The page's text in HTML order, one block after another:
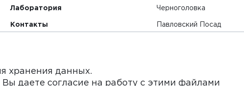
Лаборатория
Контакты
Черноголовка
Павловский Посад
хранения данных.
Вы даете согласие на работу с этими файлами